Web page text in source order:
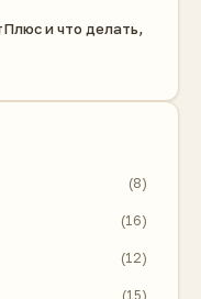
и что делать,
(8)
(16)
(12)
(15)